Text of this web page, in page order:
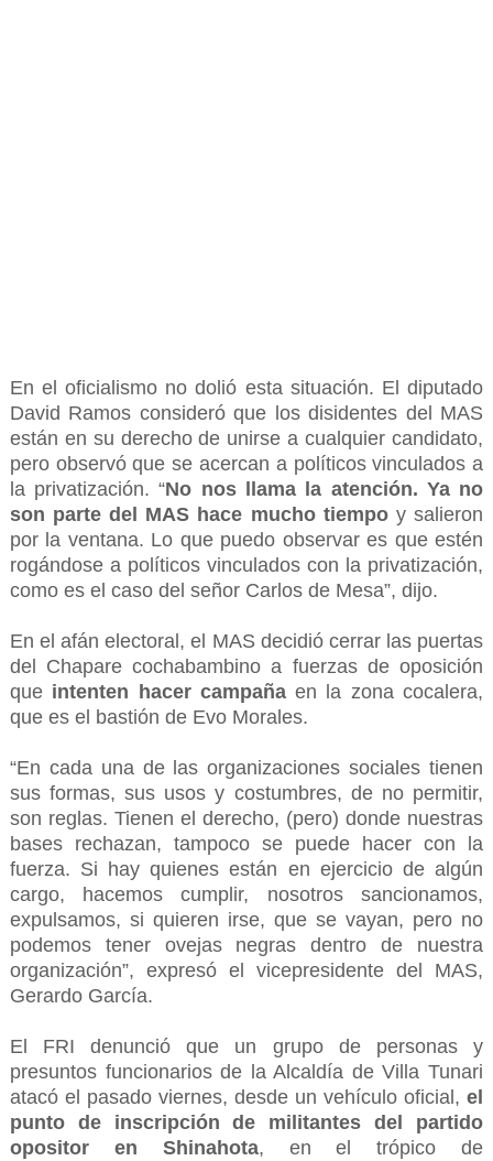
En el oficialismo no dolió esta situación. El diputado
David Ramos consideró que los disidentes del MAS
están en su derecho de unirse a cualquier candidato,
pero observó que se acercan a políticos vinculados a
la privatización. “No nos llama la atención. Ya no
son parte del MAS hace mucho tiempoy salieron
por la ventana. Lo que puedo observar es que estén
rogándose a políticos vinculados con la privatización,
como es el caso del señor Carlos de Mesa”, dijo.
En el afán electoral, el MAS decidió cerrar las puertas
del Chapare cochabambino a fuerzas de oposición
que intenten hacer campañaen la zona cocalera,
que es el bastión de Evo Morales.
“En cada una de las organizaciones sociales tienen
sus formas, sus usos y costumbres, de no permitir,
son reglas. Tienen el derecho, (pero) donde nuestras
bases rechazan, tampoco se puede hacer con la
fuerza. Si hay quienes están en ejercicio de algún
cargo, hacemos cumplir, nosotros sancionamos,
expulsamos, si quieren irse, que se vayan, pero no
podemos tener ovejas negras dentro de nuestra
organización”, expresó el vicepresidente del MAS,
Gerardo García.
El FRI denunció que un grupo de personas y
presuntos funcionarios de la Alcaldía de Villa Tunari
atacó el pasado viernes, desde un vehículo oficial,el
punto de inscripción de militantes del partido
opositor en Shinahota, en el trópico de